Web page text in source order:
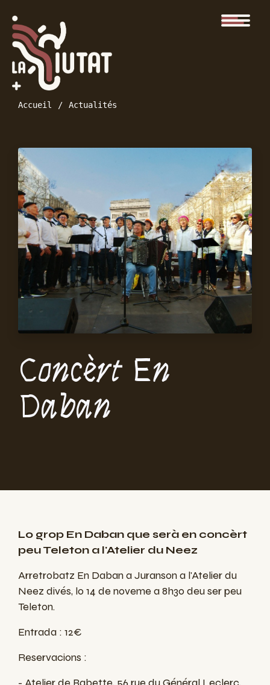
Accueil Actualités
Concèrt En
Daban
Lo grop En Daban que serà en concèrt
peu Teleton a l'Atelier du Neez
Arretrobatz En Daban a Juranson a l'Atelier du
Neez divés, lo 14 de noveme a 8h30 deu ser peu
Teleton.
Entrada : 12€
Reservacions :